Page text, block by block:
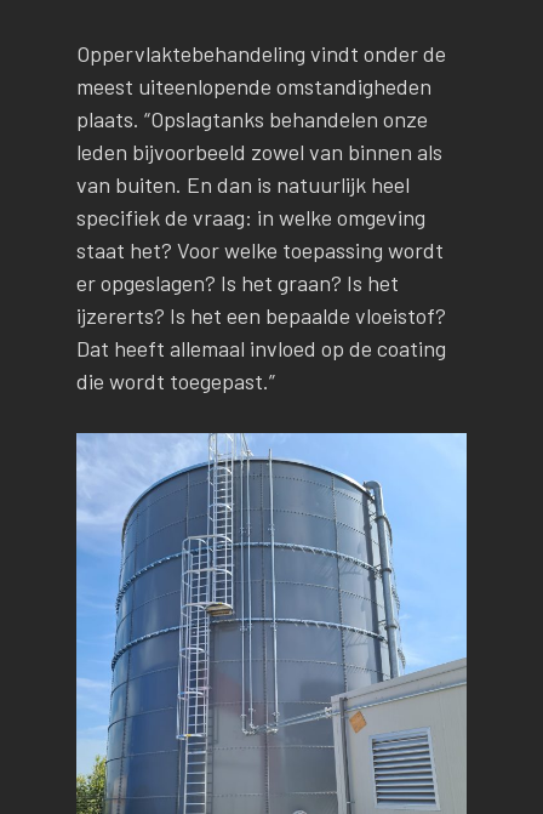
Oppervlaktebehandeling vindt onder de
meest uiteenlopende omstandigheden
plaats. “Opslagtanks behandelen onze
leden bijvoorbeeld zowel van binnen als
van buiten. En dan is natuurlijk heel
specifiek de vraag: in welke omgeving
staat het? Voor welke toepassing wordt
er opgeslagen? Is het graan? Is het
ijzererts? Is het een bepaalde vloeistof?
Dat heeft allemaal invloed op de coating
die wordt toegepast.”